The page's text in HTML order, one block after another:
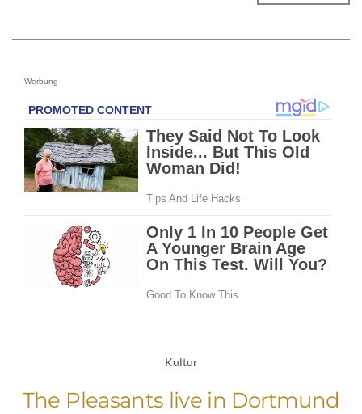
Werbung
Kultur
The Pleasants live in Dortmund